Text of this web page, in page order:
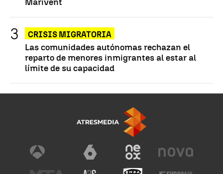
CRISIS MIGRATORIA
Las comunidades autónomas rechazan el
reparto de menores inmigrantes al estar al
límite de su capacidad